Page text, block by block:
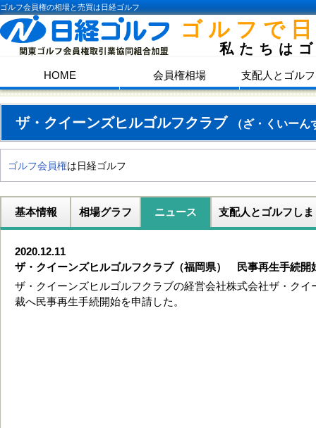
ゴルフ会員権の相場と売買は日経ゴルフ
ゴルフで
私たちは
HOME 会員権相場 支配人とゴル
ザ・クイーンズヒルゴルフクラブ （ざ・くいー
ゴルフ会員権は日経ゴルフ
基本情報 相場グラフ ニュース 支配人とゴルフしま
2020.12.11
ザ・クイーンズヒルゴルフクラブ（福岡県） 民事再生手続開
ザ・クイーンズヒルゴルフクラブの経営会社株式会社ザ・ク
裁へ民事再生手続開始を申請した。